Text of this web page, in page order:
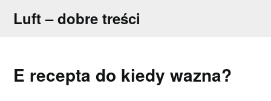
Luft – dobre treści
E recepta do kiedy wazna?